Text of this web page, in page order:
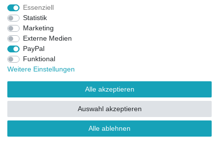
Widerrufsrecht Widerrufsformular
Impressum
Datenschutzerklärung
AGB Kontakt
Essenziell
Statistik
Marketing
Externe Medien
PayPal
Funktional
Weitere Einstellungen
Alle akzeptieren
Alle ablehnen
Auswahl akzeptieren